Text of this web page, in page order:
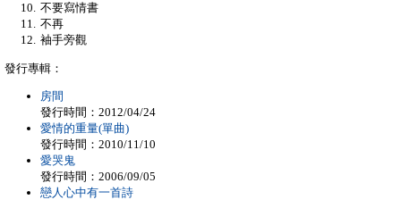
不要寫情書
不再
袖手旁觀
發行專輯：
房間
發行時間：2012/04/24
愛情的重量(單曲)
發行時間：2010/11/10
愛哭鬼
發行時間：2006/09/05
戀人心中有一首詩